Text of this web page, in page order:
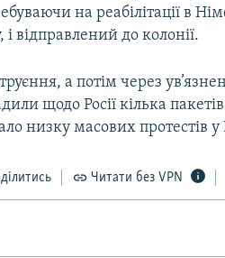
на реабілітації в
і відправлений до колонії.
а потім через
щодо Росії кілька
низку масових протестів у
Читати без VPN